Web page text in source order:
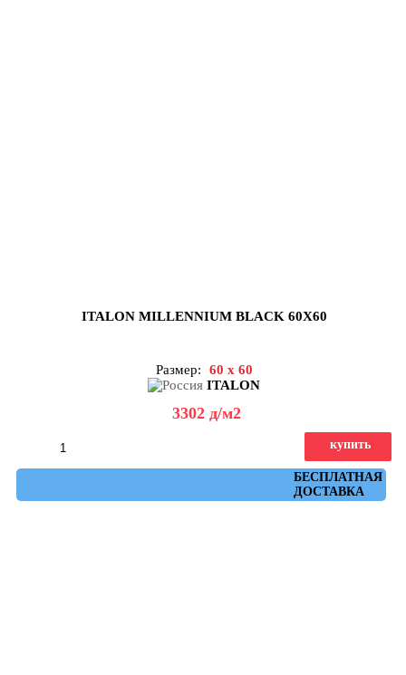
ITALON MILLENNIUM BLACK 60X60
Размер:
60 x 60
ITALON
3302 д/м2
БЕСПЛАТНАЯ
ДОСТАВКА
купить